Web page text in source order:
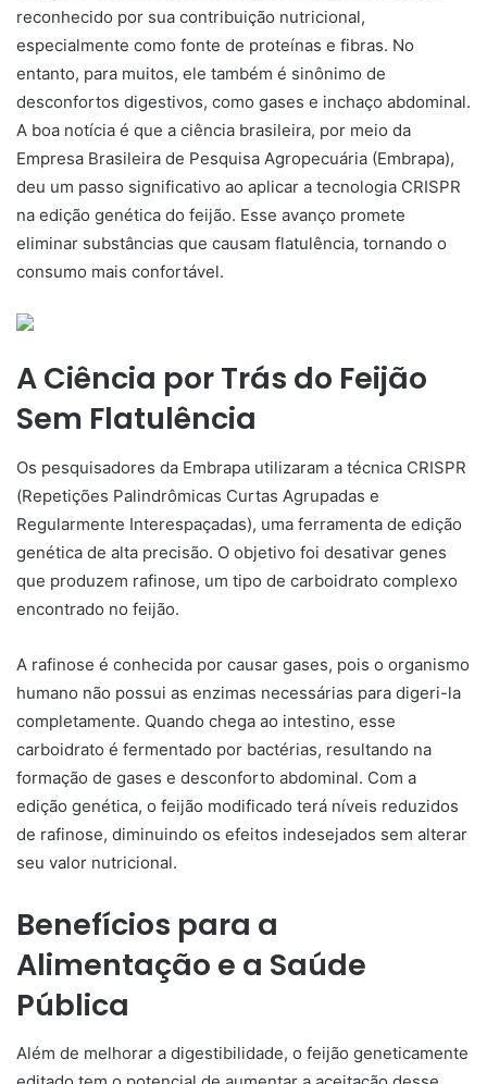
reconhecido por sua contribuição nutricional,
especialmente como fonte de proteínas e fibras. No
entanto, para muitos, ele também é sinônimo de
desconfortos digestivos, como gases e inchaço abdominal.
A boa notícia é que a ciência brasileira, por meio da
Empresa Brasileira de Pesquisa Agropecuária (Embrapa),
deu um passo significativo ao aplicar a tecnologia CRISPR
na edição genética do feijão. Esse avanço promete
eliminar substâncias que causam flatulência, tornando o
consumo mais confortável.
A Ciência por Trás do Feijão
Sem Flatulência
Os pesquisadores da Embrapa utilizaram a técnica CRISPR
(Repetições Palindrômicas Curtas Agrupadas e
Regularmente Interespaçadas), uma ferramenta de edição
genética de alta precisão. O objetivo foi desativar genes
que produzem rafinose, um tipo de carboidrato complexo
encontrado no feijão.
A rafinose é conhecida por causar gases, pois o organismo
humano não possui as enzimas necessárias para digeri-la
completamente. Quando chega ao intestino, esse
carboidrato é fermentado por bactérias, resultando na
formação de gases e desconforto abdominal. Com a
edição genética, o feijão modificado terá níveis reduzidos
de rafinose, diminuindo os efeitos indesejados sem alterar
seu valor nutricional.
Benefícios para a
Alimentação e a Saúde
Pública
Além de melhorar a digestibilidade, o feijão geneticamente